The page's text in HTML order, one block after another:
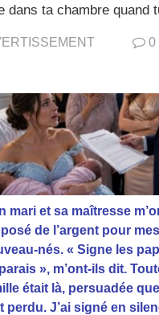
dans ta chambre quand
0
mari et sa maîtresse
de l’argent pour
nés. « Signe les
», m’ont-ils dit.
était là, persuadée
perdu. J’ai signé en